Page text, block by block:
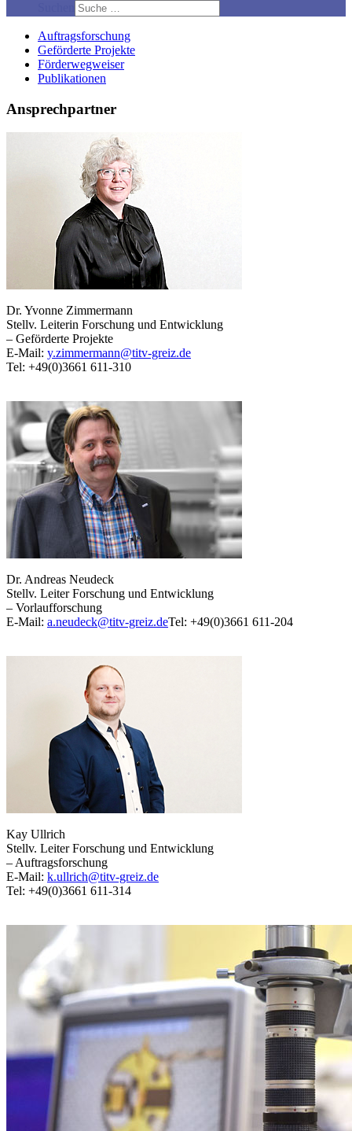
Auftragsforschung
Geförderte Projekte
Förderwegweiser
Publikationen
Ansprechpartner
Dr. Yvonne Zimmermann
Stellv. Leiterin Forschung und Entwicklung
– Geförderte Projekte
E-Mail: y.zimmermann@titv-greiz.de
Tel: +49(0)3661 611-310
Dr. Andreas Neudeck
Stellv. Leiter Forschung und Entwicklung
– Vorlaufforschung
E-Mail: a.neudeck@titv-greiz.deTel: +49(0)3661 611-204
Kay Ullrich
Stellv. Leiter Forschung und Entwicklung
– Auftragsforschung
E-Mail: k.ullrich@titv-greiz.de
Tel: +49(0)3661 611-314